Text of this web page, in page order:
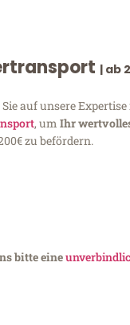
| ab
auf unsere Expertise
, um Ihr
zu befördern.
bitte eine